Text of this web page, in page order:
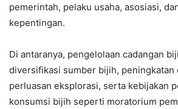
pemerintah, pelaku usaha, asosiasi,
kepentingan.
Di antaranya, pengelolaan cadangan
diversifikasi sumber bijih,
perluasan eksplorasi, serta kebijakan
konsumsi bijih seperti moratorium